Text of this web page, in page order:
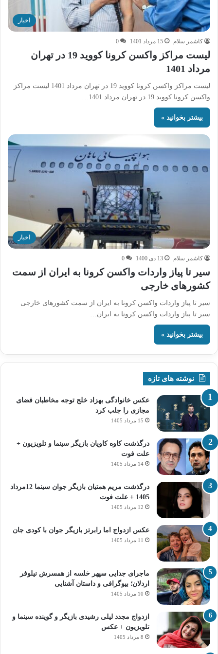
اخبار
کاشمر سلام 15 مرداد 1401 0
لیست مراکز واکسن کرونا کووید 19 در تهران
مرداد 1401
لیست مراکز واکسن کرونا کووید 19 در تهران مرداد 1401 لیست مراکز
واکسن کرونا کووید 19 در تهران مرداد 1401…
بیشتر بخوانید »
اخبار
کاشمر سلام 13 دی 1400 0
سیر تا پیاز واردات واکسن کرونا به ایران از سمت
کشورهای خارجی
سیر تا پیاز واردات واکسن کرونا به ایران از سمت کشورهای خارجی
سیر تا پیاز واردات واکسن کرونا به ایران…
بیشتر بخوانید »
نوشته های تازه
عکس خانوادگی بهزاد خلج توجه مخاطبان فضای
مجازی را جلب کرد
15 مرداد 1405
درگذشت کاوه کاویان بازیگر سینما و تلویزیون +
علت فوت
14 مرداد 1405
درگذشت مریم همتیان بازیگر جوان سینما 12مرداد
1405 + علت فوت
12 مرداد 1405
عکس ازدواج اما رابرتز بازیگر جوان با کودی جان
11 مرداد 1405
ماجرای جدایی سپهر خلسه از همسرش نیلوفر
اردلان؛ بیوگرافی و داستان آشنایی
10 مرداد 1405
ازدواج مجدد لیلی رشیدی بازیگر و گوینده سینما و
تلویزیون + عکس
8 مرداد 1405